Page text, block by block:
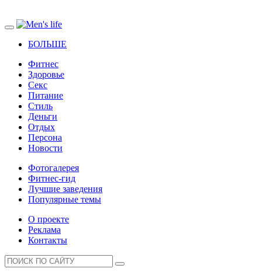
БОЛЬШЕ
Фитнес
Здоровье
Секс
Питание
Стиль
Деньги
Отдых
Персона
Новости
Фотогалерея
Фитнес-гид
Лучшие заведения
Популярные темы
О проекте
Реклама
Контакты